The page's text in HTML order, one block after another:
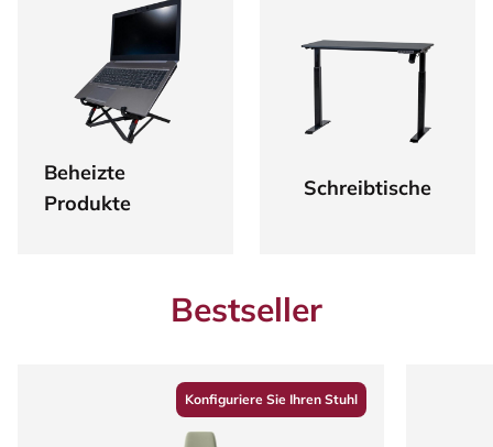
Bestseller
Konfiguriere Sie Ihren Stuhl
Beheizte
Produkte
Schreibtische